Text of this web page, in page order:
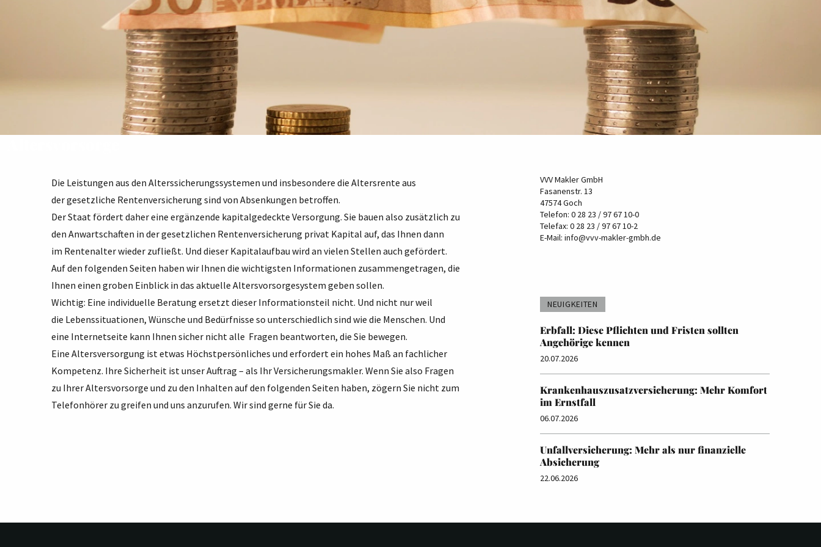
Die Leistungen aus den Alterssicherungssystemen und insbesondere die Altersrente aus
der gesetzliche Rentenversicherung sind von Absenkungen betroffen.
Der Staat fördert daher eine ergänzende kapitalgedeckte Versorgung. Sie bauen also zusätzlich zu
den Anwartschaften in der gesetzlichen Rentenversicherung privat Kapital auf, das Ihnen dann
im Rentenalter wieder zufließt. Und dieser Kapitalaufbau wird an vielen Stellen auch gefördert.
Auf den folgenden Seiten haben wir Ihnen die wichtigsten Informationen zusammengetragen, die
Ihnen einen groben Einblick in das aktuelle Altersvorsorgesystem geben sollen.
Wichtig: Eine individuelle Beratung ersetzt dieser Informationsteil nicht. Und nicht nur weil
die Lebenssituationen, Wünsche und Bedürfnisse so unterschiedlich sind wie die Menschen. Und
eine Internetseite kann Ihnen sicher nicht alle Fragen beantworten, die Sie bewegen.
Eine Altersversorgung ist etwas Höchstpersönliches und erfordert ein hohes Maß an fachlicher
Kompetenz. Ihre Sicherheit ist unser Auftrag – als Ihr Versicherungsmakler. Wenn Sie also Fragen
zu Ihrer Altersvorsorge und zu den Inhalten auf den folgenden Seiten haben, zögern Sie nicht zum
Telefonhörer zu greifen und uns anzurufen. Wir sind gerne für Sie da.
VVV Makler GmbH
Fasanenstr. 13
47574 Goch
Telefon: 0 28 23 / 97 67 10-0
Telefax: 0 28 23 / 97 67 10-2
E-Mail: info@vvv-makler-gmbh.de
NEUIGKEITEN
Erbfall: Diese Pflichten und Fristen sollten
Angehörige kennen
20.07.2026
Krankenhauszusatzversicherung: Mehr Komfort
im Ernstfall
06.07.2026
Unfallversicherung: Mehr als nur finanzielle
Absicherung
22.06.2026